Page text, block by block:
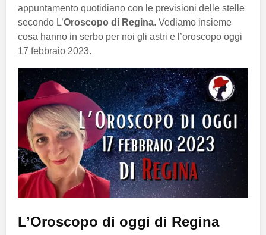
appuntamento quotidiano con le previsioni delle stelle
secondo L’Oroscopo di Regina. Vediamo insieme
cosa hanno in serbo per noi gli astri e l’oroscopo oggi
17 febbraio 2023.
L’Oroscopo di oggi di Regina